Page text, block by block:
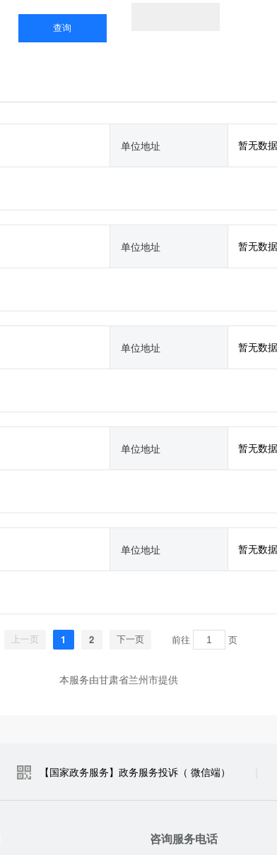
单位地址 暂无数据
单位地址 暂无数据
单位地址 暂无数据
单位地址 暂无数据
单位地址 暂无数据
上一页 1 2 下一页 前往 页
本服务由甘肃省兰州市提供
【国家政务服务】政务服务投诉（ 微信端）
咨询服务电话